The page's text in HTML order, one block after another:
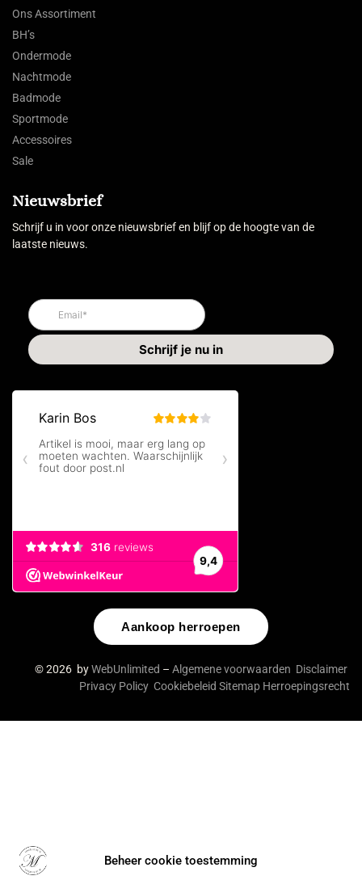
Beheer cookie toestemming
Ons Assortiment
BH’s
Ondermode
Nachtmode
Badmode
Sportmode
Accessoires
Sale
Nieuwsbrief
Schrijf u in voor onze nieuwsbrief en blijf op de hoogte van de
laatste nieuws.
Aankoop herroepen
© 2026 byWebUnlimited – Algemene voorwaarden Disclaimer
Privacy Policy Cookiebeleid Sitemap Herroepingsrecht